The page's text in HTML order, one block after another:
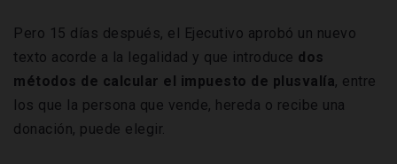
Pero 15 días después, el Ejecutivo aprobó un nuevo
texto acorde a la legalidad y que introduce dos
métodos de calcular el impuesto de plusvalía, entre
los que la persona que vende, hereda o recibe una
donación, puede elegir.